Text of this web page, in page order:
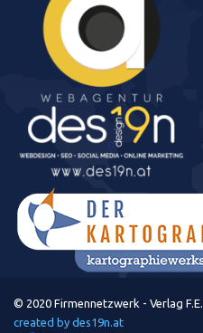
© 2020 Firmennetzwerk - Verlag
created by des19n.at